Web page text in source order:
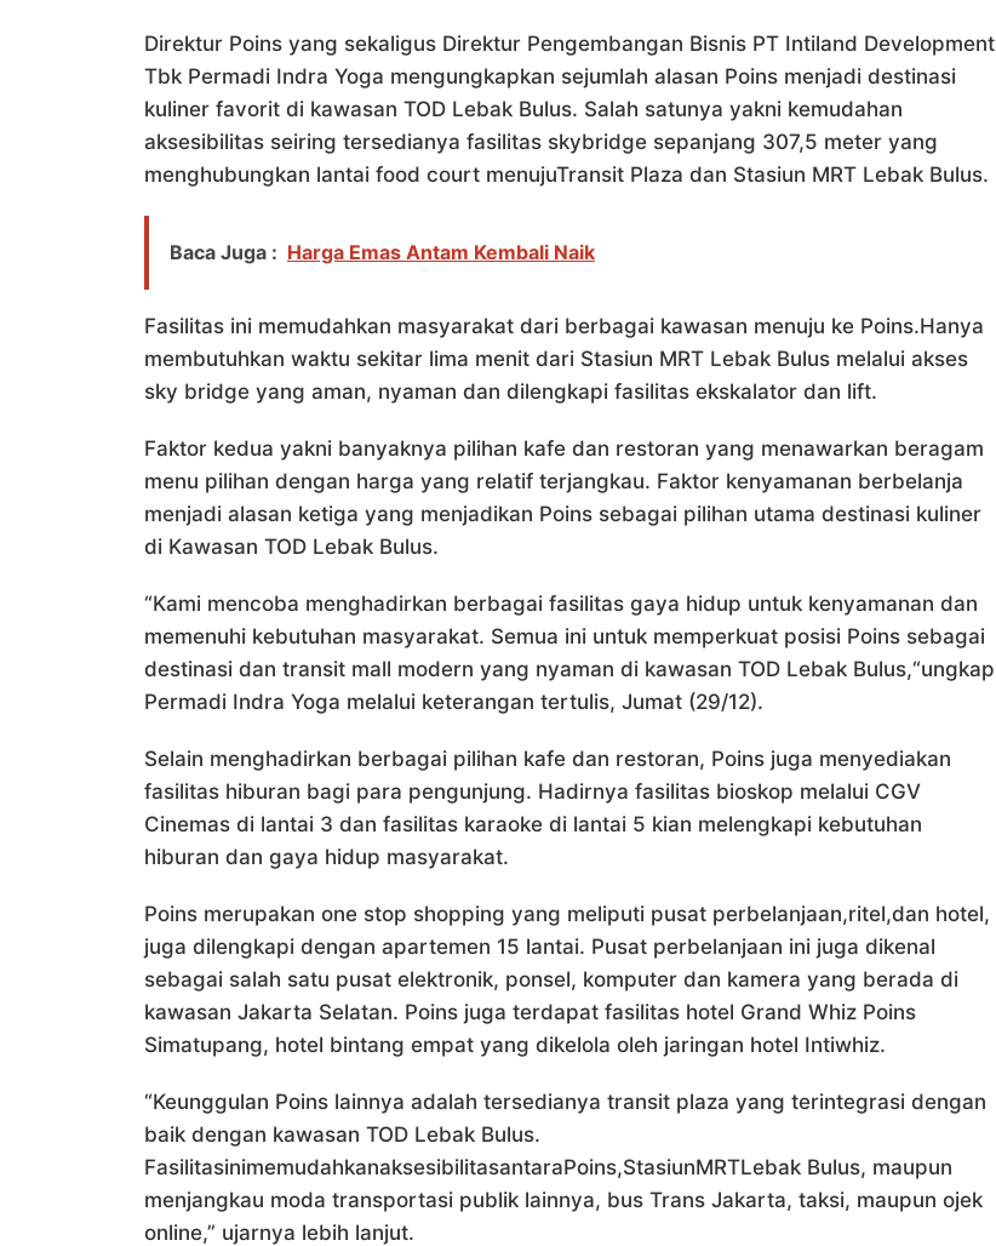
Direktur Poins yang sekaligus Direktur Pengembangan Bisnis PT Intiland Development
Tbk Permadi Indra Yoga mengungkapkan sejumlah alasan Poins menjadi destinasi
kuliner favorit di kawasan TOD Lebak Bulus. Salah satunya yakni kemudahan
aksesibilitas seiring tersedianya fasilitas skybridge sepanjang 307,5 meter yang
menghubungkan lantai food court menujuTransit Plaza dan Stasiun MRT Lebak Bulus.
Baca Juga : Harga Emas Antam Kembali Naik
Fasilitas ini memudahkan masyarakat dari berbagai kawasan menuju ke Poins.Hanya
membutuhkan waktu sekitar lima menit dari Stasiun MRT Lebak Bulus melalui akses
sky bridge yang aman, nyaman dan dilengkapi fasilitas ekskalator dan lift.
Faktor kedua yakni banyaknya pilihan kafe dan restoran yang menawarkan beragam
menu pilihan dengan harga yang relatif terjangkau. Faktor kenyamanan berbelanja
menjadi alasan ketiga yang menjadikan Poins sebagai pilihan utama destinasi kuliner
di Kawasan TOD Lebak Bulus.
“Kami mencoba menghadirkan berbagai fasilitas gaya hidup untuk kenyamanan dan
memenuhi kebutuhan masyarakat. Semua ini untuk memperkuat posisi Poins sebagai
destinasi dan transit mall modern yang nyaman di kawasan TOD Lebak Bulus,“ungkap
Permadi Indra Yoga melalui keterangan tertulis, Jumat (29/12).
Selain menghadirkan berbagai pilihan kafe dan restoran, Poins juga menyediakan
fasilitas hiburan bagi para pengunjung. Hadirnya fasilitas bioskop melalui CGV
Cinemas di lantai 3 dan fasilitas karaoke di lantai 5 kian melengkapi kebutuhan
hiburan dan gaya hidup masyarakat.
Poins merupakan one stop shopping yang meliputi pusat perbelanjaan,ritel,dan hotel,
juga dilengkapi dengan apartemen 15 lantai. Pusat perbelanjaan ini juga dikenal
sebagai salah satu pusat elektronik, ponsel, komputer dan kamera yang berada di
kawasan Jakarta Selatan. Poins juga terdapat fasilitas hotel Grand Whiz Poins
Simatupang, hotel bintang empat yang dikelola oleh jaringan hotel Intiwhiz.
“Keunggulan Poins lainnya adalah tersedianya transit plaza yang terintegrasi dengan
baik dengan kawasan TOD Lebak Bulus.
FasilitasinimemudahkanaksesibilitasantaraPoins,StasiunMRTLebak Bulus, maupun
menjangkau moda transportasi publik lainnya, bus Trans Jakarta, taksi, maupun ojek
online,” ujarnya lebih lanjut.